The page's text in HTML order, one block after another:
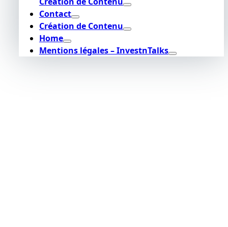
Contact
Création de Contenu
Home
Mentions légales – InvestnTalks